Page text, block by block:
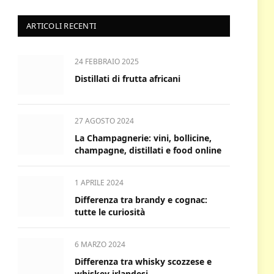
ARTICOLI RECENTI
24 FEBBRAIO 2025
Distillati di frutta africani
27 AGOSTO 2024
La Champagnerie: vini, bollicine,
champagne, distillati e food online
1 APRILE 2024
Differenza tra brandy e cognac:
tutte le curiosità
6 MARZO 2024
Differenza tra whisky scozzese e